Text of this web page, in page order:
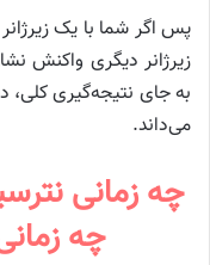
پس اگر شما با یک
زیرژانر دیگری واکنش
به جای نتیجه‌گیری کلی،
می‌داند.
چه زمانی
چه